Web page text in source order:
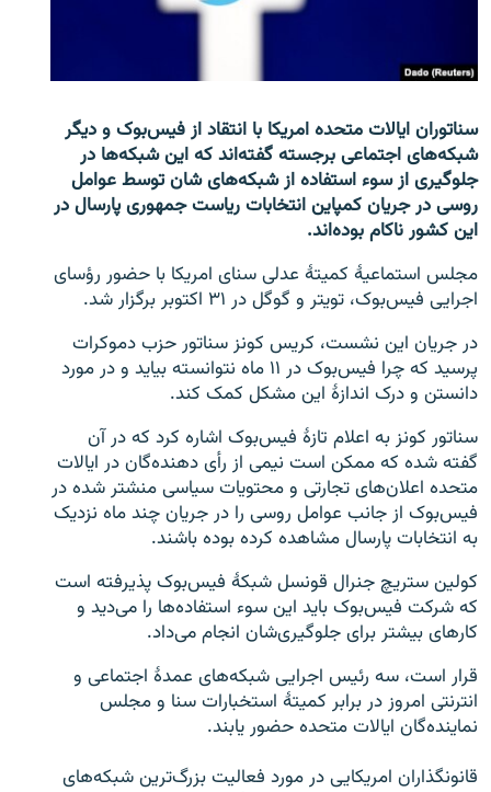
صفحه پشتو
Azadi English
به ما بپیوندید
همۀ سایت‌های رادیو آزادی/ رادیو اروپای آزاد
سناتوران ایالات متحده امریکا با انتقاد از فیس‌بوک و دیگر
شبکه‌های اجتماعی برجسته گفته‌اند که این شبکه‌ها در
جلوگیری از سوء استفاده از شبکه‌های شان توسط عوامل
روسی در جریان کمپاین انتخابات ریاست جمهوری پارسال در
این کشور ناکام بوده‌اند.
مجلس استماعیۀ کمیتۀ عدلی سنای امریکا با حضور رؤسای
اجرایی فیس‌بوک، تویتر و گوگل در ۳۱ اکتوبر برگزار شد.
در جریان این نشست، کریس کونز سناتور حزب دموکرات
پرسید که چرا فیس‌بوک در ۱۱ ماه نتوانسته بیاید و در مورد
دانستن و درک اندازۀ این مشکل کمک کند.
سناتور کونز به اعلام تازۀ فیس‌بوک اشاره کرد که در آن
گفته شده که ممکن است نیمی از رأی دهنده‌گان در ایالات
متحده اعلان‌های تجارتی و محتویات سیاسی منشتر شده در
فیس‌بوک از جانب عوامل روسی را در جریان چند ماه نزدیک
به انتخابات پارسال مشاهده کرده بوده باشند.
کولین ستریچ جنرال قونسل شبکۀ فیس‌بوک پذیرفته است
که شرکت فیس‌بوک باید این سوء استفاده‌ها را می‌دید و
کارهای بیشتر برای جلوگیری‌شان انجام می‌داد.
قرار است، سه رئیس اجرایی شبکه‌های عمدۀ اجتماعی و
انترنتی امروز در برابر کمیتۀ استخبارات سنا و مجلس
نماینده‌گان ایالات متحده حضور یابند.
قانونگذاران امریکایی در مورد فعالیت بزرگ‌ترین شبکه‌های